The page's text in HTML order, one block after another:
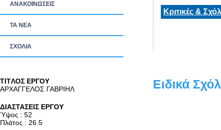
ΑΝΑΚΟΙΝΩΣΕΙΣ
ΤΑ ΝEΑ
ΣΧΟΛΙΑ
Κριτικές &
TITΛΟΣ ΕΡΓΟΥ
ΑΡΧΑΓΓΕΛΟΣ ΓΑΒΡΙΗΛ
ΔΙΑΣΤΑΣΕΙΣ ΕΡΓΟΥ
Ύψος : 52
Πλάτος : 26.5
Ειδικά